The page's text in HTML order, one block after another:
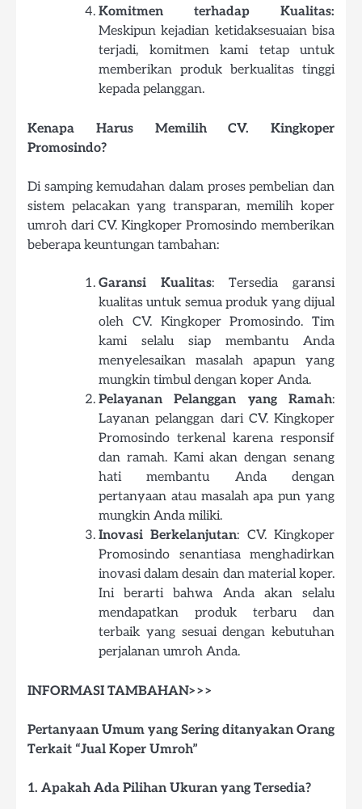
Komitmen terhadap Kualitas:
Meskipun kejadian ketidaksesuaian bisa
terjadi, komitmen kami tetap untuk
memberikan produk berkualitas tinggi
kepada pelanggan.
Kenapa Harus Memilih CV. Kingkoper
Promosindo?
Di samping kemudahan dalam proses pembelian dan
sistem pelacakan yang transparan, memilih koper
umroh dari CV. Kingkoper Promosindo memberikan
beberapa keuntungan tambahan:
Garansi Kualitas: Tersedia garansi
kualitas untuk semua produk yang dijual
oleh CV. Kingkoper Promosindo. Tim
kami selalu siap membantu Anda
menyelesaikan masalah apapun yang
mungkin timbul dengan koper Anda.
Pelayanan Pelanggan yang Ramah:
Layanan pelanggan dari CV. Kingkoper
Promosindo terkenal karena responsif
dan ramah. Kami akan dengan senang
hati membantu Anda dengan
pertanyaan atau masalah apa pun yang
mungkin Anda miliki.
Inovasi Berkelanjutan: CV. Kingkoper
Promosindo senantiasa menghadirkan
inovasi dalam desain dan material koper.
Ini berarti bahwa Anda akan selalu
mendapatkan produk terbaru dan
terbaik yang sesuai dengan kebutuhan
perjalanan umroh Anda.
INFORMASI TAMBAHAN>>>
Pertanyaan Umum yang Sering ditanyakan Orang
Terkait “Jual Koper Umroh”
1. Apakah Ada Pilihan Ukuran yang Tersedia?